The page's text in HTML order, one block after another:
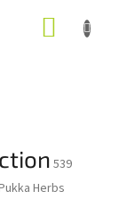
539
Herbs